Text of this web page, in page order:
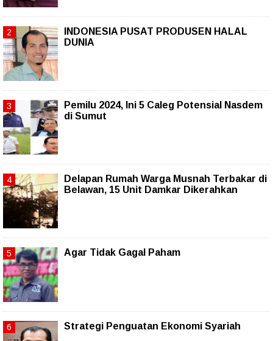
INDONESIA PUSAT PRODUSEN HALAL
DUNIA
Pemilu 2024, Ini 5 Caleg Potensial Nasdem
di Sumut
Delapan Rumah Warga Musnah Terbakar di
Belawan, 15 Unit Damkar Dikerahkan
Agar Tidak Gagal Paham
Strategi Penguatan Ekonomi Syariah